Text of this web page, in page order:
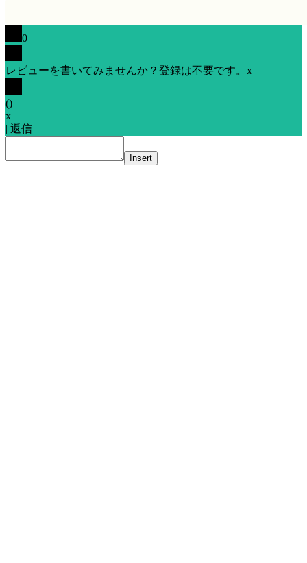
0
レビューを書いてみませんか？登録は不要です。 x
()
x
| 返信
Insert